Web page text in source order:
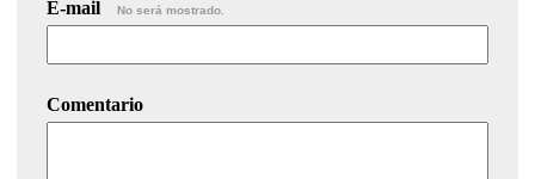
E-mail No será mostrado.
Comentario